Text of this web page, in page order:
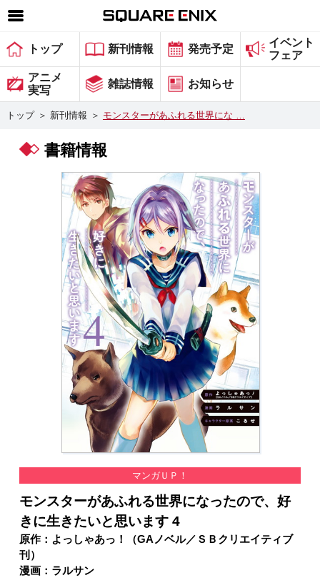
SQUARE ENIX 公式サイトメニュー
ゲーム
マガジン＆ブックス
グッズ
会社情報 採用情報
スクウェア・エニックス サイト内検索
トップ 新刊情報 発売予定
イベント
フェア
アニメ
実写
雑誌情報 お知らせ
トップ ＞ 新刊情報 ＞ モンスターがあふれる世界にな …
書籍情報
マンガＵＰ！
モンスターがあふれる世界になったので、好
きに生きたいと思います 4
原作：よっしゃあっ！（GAノベル／ＳＢクリエイティブ
刊）
漫画：ラルサン